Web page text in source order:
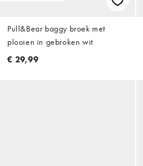
Pull&Bear baggy broek met
plooien in gebroken wit
€ 29,99